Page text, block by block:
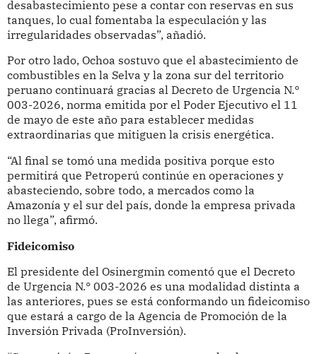
desabastecimiento pese a contar con reservas en sus
tanques, lo cual fomentaba la especulación y las
irregularidades observadas”, añadió.
Por otro lado, Ochoa sostuvo que el abastecimiento de
combustibles en la Selva y la zona sur del territorio
peruano continuará gracias al Decreto de Urgencia N.°
003-2026, norma emitida por el Poder Ejecutivo el 11
de mayo de este año para establecer medidas
extraordinarias que mitiguen la crisis energética.
“Al final se tomó una medida positiva porque esto
permitirá que Petroperú continúe en operaciones y
abasteciendo, sobre todo, a mercados como la
Amazonía y el sur del país, donde la empresa privada
no llega”, afirmó.
Fideicomiso
El presidente del Osinergmin comentó que el Decreto
de Urgencia N.° 003-2026 es una modalidad distinta a
las anteriores, pues se está conformando un fideicomiso
que estará a cargo de la Agencia de Promoción de la
Inversión Privada (ProInversión).